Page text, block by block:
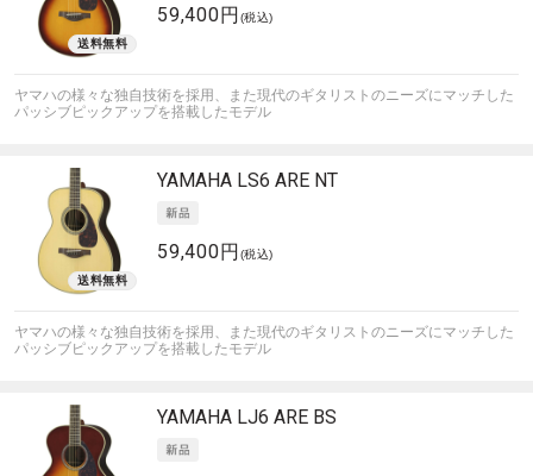
59,400円 (税込)
ヤマハの様々な独自技術を採用、また現代のギタリストのニーズにマッチした
パッシブピックアップを搭載したモデル
YAMAHA LS6 ARE NT
59,400円 (税込)
ヤマハの様々な独自技術を採用、また現代のギタリストのニーズにマッチした
パッシブピックアップを搭載したモデル
YAMAHA LJ6 ARE BS